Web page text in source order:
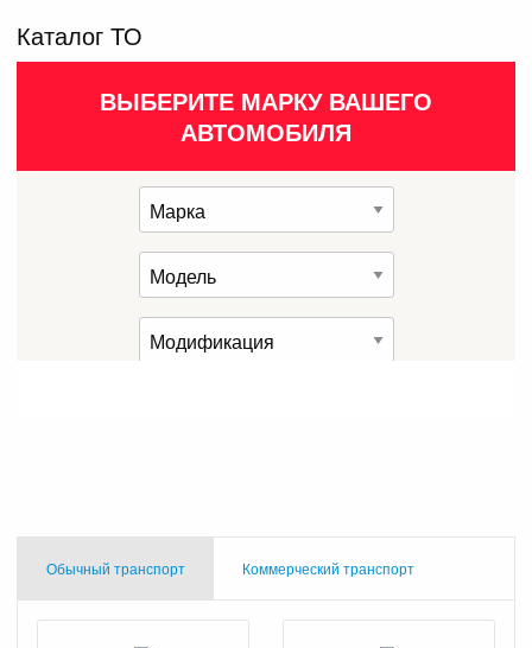
Каталог ТО
ВЫБЕРИТЕ МАРКУ ВАШЕГО
АВТОМОБИЛЯ
Обычный транспорт Коммерческий транспорт